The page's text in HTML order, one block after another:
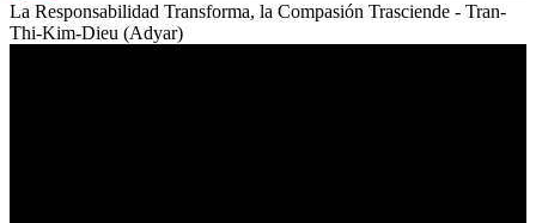
La Responsabilidad Transforma, la Compasión Trasciende - Tran-
Thi-Kim-Dieu (Adyar)